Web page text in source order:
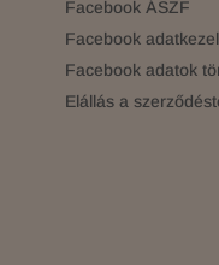
Facebook ÁSZF
Facebook
Facebook adatok
Elállás a